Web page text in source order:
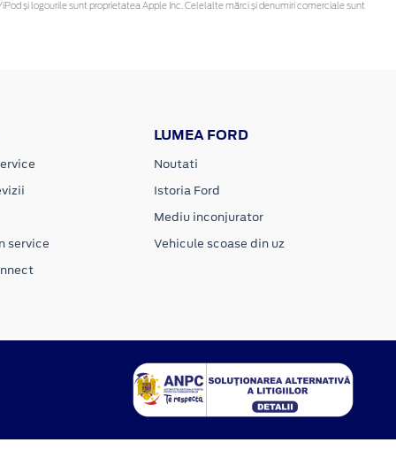
și logourile sunt proprietatea Apple Inc. Celelalte mărci și denumiri comerciale sunt
service
LUMEA FORD
Noutati
Istoria Ford
Mediu inconjurator
Vehicule scoase din uz